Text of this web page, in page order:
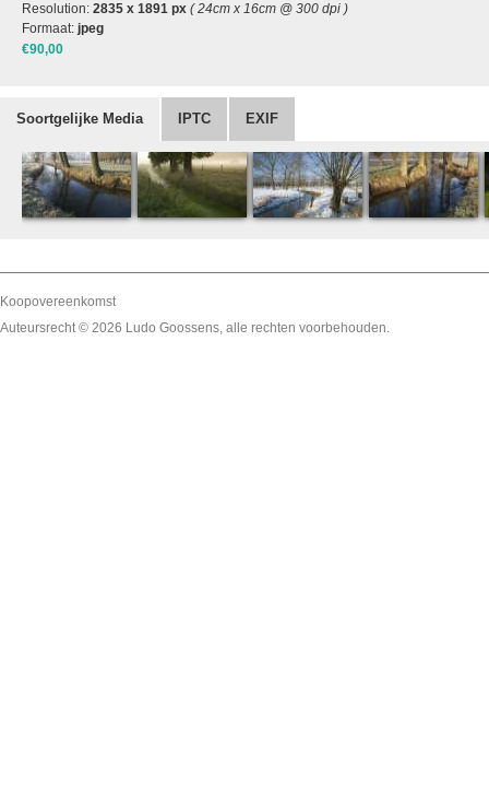
Resolution: 2835 x 1891 px ( 24cm x 16cm @ 300 dpi )
Formaat: jpeg
€90,00
Soortgelijke Media IPTC EXIF
Koopovereenkomst
Auteursrecht © 2026 Ludo Goossens, alle rechten voorbehouden.